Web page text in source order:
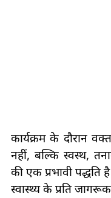
कार्यक्रम के दौरान
नहीं, बल्कि स्वस्थ,
की एक प्रभावी
स्वास्थ्य के प्रति